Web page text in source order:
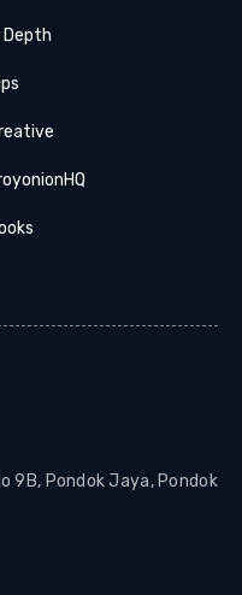
Depth
9B, Pondok Jaya, Pondok